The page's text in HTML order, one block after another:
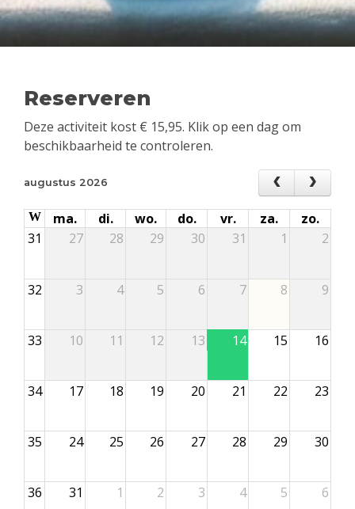
Reserveren
Deze activiteit kost € 15,95. Klik op een dag om
beschikbaarheid te controleren.
augustus 2026
W ma. di. wo. do. vr. za.
zo.
31
27 28 29 30 31 1 2
32 3 4 5 6 7 8 9
33 10 11 12 13 14 15 16
34 17 18 19 20 21 22 23
35 24 25 26 27 28 29 30
36 31 1 2 3 4 5 6